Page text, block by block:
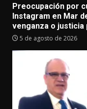
Preocupación por
Instagram en Mar
venganza o justicia
5 de agosto de 2026